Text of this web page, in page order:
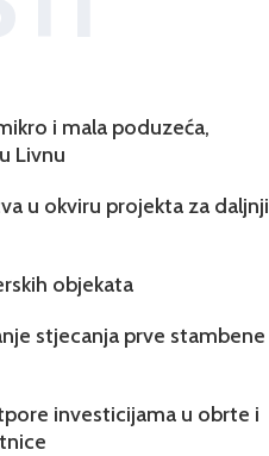
i mala poduzeća,
Livnu
u okviru projekta za daljnji
objekata
stjecanja prve stambene
investicijama u obrte i